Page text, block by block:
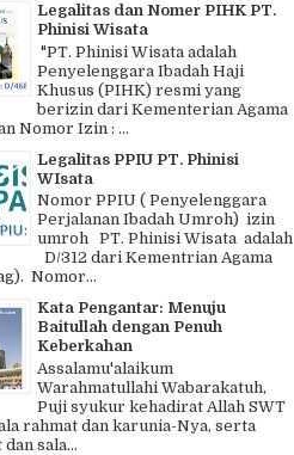
Legalitas dan Nomer PIHK PT.
Phinisi Wisata
"PT. Phinisi Wisata adalah
Penyelenggara Ibadah Haji
Khusus (PIHK) resmi yang
berizin dari Kementerian Agama
Nomor Izin : ...
Legalitas PPIU PT. Phinisi
WIsata
Nomor PPIU ( Penyelenggara
Perjalanan Ibadah Umroh) izin
umroh PT. Phinisi Wisata adalah
D/312 dari Kementrian Agama
Nomor...
Kata Pengantar: Menuju
Baitullah dengan Penuh
Keberkahan
Assalamu'alaikum
Warahmatullahi Wabarakatuh,
Puji syukur kehadirat Allah SWT
rahmat dan karunia-Nya, serta
sala...